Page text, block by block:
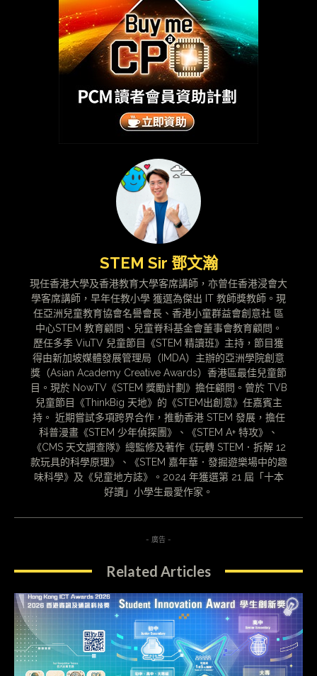
STEM Sir 鄧文瀚
現任香港大學及香港教育大學客席講師，亦曾任香港浸會大
學客席講師，早年任教小學 獲選為傑出 IT 教師獎教師。現
任亞洲兒童教育協會名譽會長、香港小童群益會創意社 區
中心STEM 教育顧問、兒童脊科基金會董事會教育顧問。
歷任多季 ViuTV 兒童節目《STEM 精讀班》主持，節目獲
得由新加坡媒體發展管理局（IMDA）主辦的亞洲學院創意
獎（Asian Academy Creative Awards）香港區最佳兒童節
目。現於 NowTV《STEM 獎勵計劃》擔任顧問。曾於 TVB
兒童節目《ThinkBig 天地》的《STEM出創意》任嘉賓主
持。 近期嘗試多項跨界合作，推動香港 STEM 發展，擔任
科普漫畫《STEM 少年偵探團》、《STEM A+ 特攻》、
《CMS 天文調查隊》總監修及著作《玩轉 STEM．拆解 12
款玩具的科學原理》、《STEM 嘉年華．發掘遊樂場中的趣
味科學》及《兒童地方誌》。2024 年獲選第 21 屆「十本
好讀」小學生最愛作家。
- 廣告 -
Related Articles